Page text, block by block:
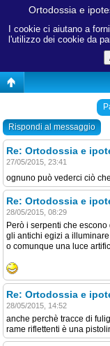
I cookie ci aiutano a
l'utilizzo dei cookie da
Ortodossia e
Rispondi al messaggio
Re: Ortodossia e
27/05/2015, 23:41
ognuno può vederci ciò
Re: Ortodossia e
28/05/2015, 08:29
Però i serpenti che
gli antichi egizi a
o comunque una luce
Re: Ortodossia e
28/05/2015, 14:52
anche perchè tracce di
rame riflettenti è una